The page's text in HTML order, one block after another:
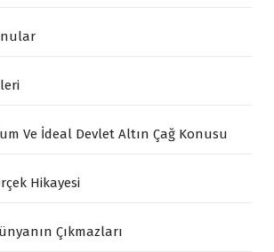
Ve İdeal Devlet Altın Çağ Konusu
Hikayesi
Çıkmazları